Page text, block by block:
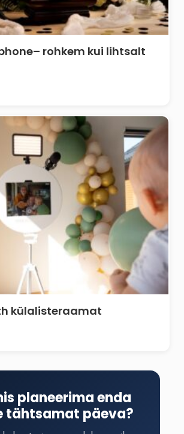
rohkem kui lihtsalt
külalisteraamat
planeerima enda
tähtsamat päeva?